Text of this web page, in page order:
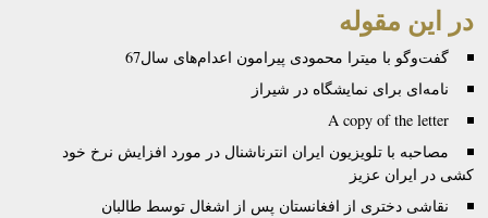
در این مقوله
گفت‌وگو با میترا محمودی پیرامون اعدام‌های سال67
نامه‌ای برای نمایشگاه در شیراز
A copy of the letter
مصاحبه با تلویزیون ایران انترناشنال در مورد افزایش نرخ خود
کشی در ایران عزیز
نقاشی دختری از افغانستان پس از اشغال توسط طالبان